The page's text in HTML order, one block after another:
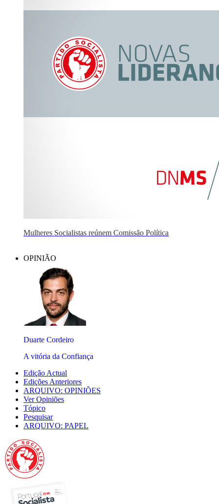
Mulheres Socialistas reúnem Comissão Política
OPINIÃO
Duarte Cordeiro
A vitória da Confiança
Edição Actual
Edições Anteriores
ARQUIVO: OPINIÕES
Ver Opiniões
Tópico
Pesquisar
ARQUIVO: PAPEL